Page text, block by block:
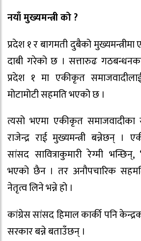
नयाँ मुख्यमन्त्री को ?
प्रदेश १ र बागमती दुबैको
दाबी गरेको छ । सत्तारुढ
प्रदेश १ मा एकीकृत
मोटामोटी सहमति भएको छ ।
त्यसो भएमा एकीकृत
राजेन्द्र राई मुख्यमन्त्री बन्नेछन् ।
सांसद सावित्राकुमारी रेग्मी
भएको छैन । तर अनौपचारिक
नेतृत्व लिने भन्ने हो ।
कांग्रेस सांसद हिमाल कार्की पनि
सरकार बन्ने बताउँछन् ।